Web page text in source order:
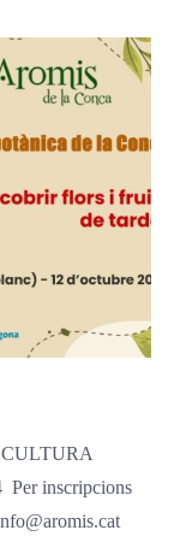
inscripcions